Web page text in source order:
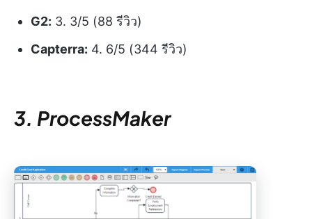
G2: 3. 3/5 (88 รีวิว)
Capterra: 4. 6/5 (344 รีวิว)
3. ProcessMaker